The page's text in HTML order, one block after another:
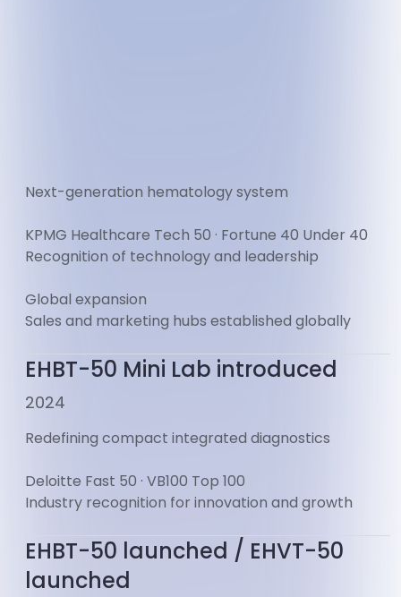
Next-generation hematology system
KPMG Healthcare Tech 50 · Fortune 40 Under 40
Recognition of technology and leadership
Global expansion
Sales and marketing hubs established globally
EHBT-50 Mini Lab introduced
2024
Redefining compact integrated diagnostics
Deloitte Fast 50 · VB100 Top 100
Industry recognition for innovation and growth
EHBT-50 launched / EHVT-50
launched